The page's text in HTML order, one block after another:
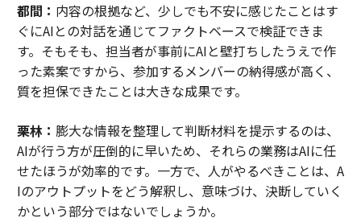
都間： 内容の根拠など、少しでも不安に感じたことはす
ぐにAIとの対話を通じてファクトベースで検証できま
す。そもそも、担当者が事前にAIと壁打ちしたうえで作
った素案ですから、参加するメンバーの納得感が高く、
質を担保できたことは大きな成果です。
栗林： 膨大な情報を整理して判断材料を提示するのは、
AIが行う方が圧倒的に早いため、それらの業務はAIに任
せたほうが効率的です。一方で、人がやるべきことは、A
Iのアウトプットをどう解釈し、意味づけ、決断していく
かという部分ではないでしょうか。